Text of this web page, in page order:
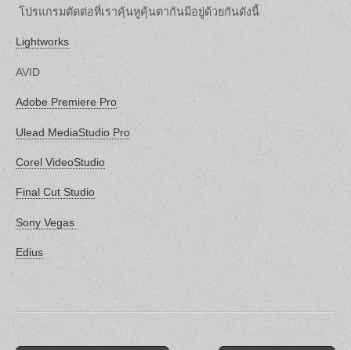
โปรแกรมตัดต่อที่เราคุ้นหูคุ้นตากันมีอยู่ด้วยกันดังนี้
Lightworks
AVID
Adobe Premiere Pro
Ulead MediaStudio Pro
Corel VideoStudio
Final Cut Studio
Sony Vegas
Edius
Post